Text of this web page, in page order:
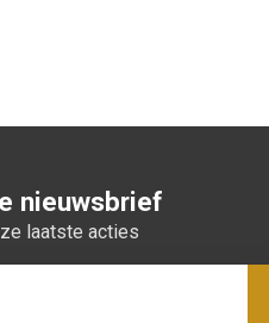
nieuwsbrief
laatste acties